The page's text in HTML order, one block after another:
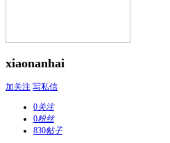
xiaonanhai
加关注 写私信
0关注
0粉丝
830帖子